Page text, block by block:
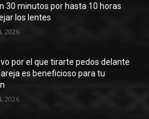
30 minutos por hasta 10 horas
los lentes
2026
por el que tirarte pedos delante
es beneficioso para tu
2026